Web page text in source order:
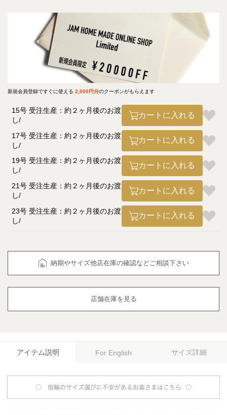
新規会員登録ですぐに使える 2,000円分のクーポンがもらえます
15号 受注生産：約２ヶ月後のお渡
し
カートに入れる
17号 受注生産：約２ヶ月後のお渡
し
カートに入れる
19号 受注生産：約２ヶ月後のお渡
し
カートに入れる
21号 受注生産：約２ヶ月後のお渡
し
カートに入れる
23号 受注生産：約２ヶ月後のお渡
し
カートに入れる
納期やサイズ他店在庫の確認などご相談下さい
店舗在庫を見る
アイテム説明 For English サイズ詳細